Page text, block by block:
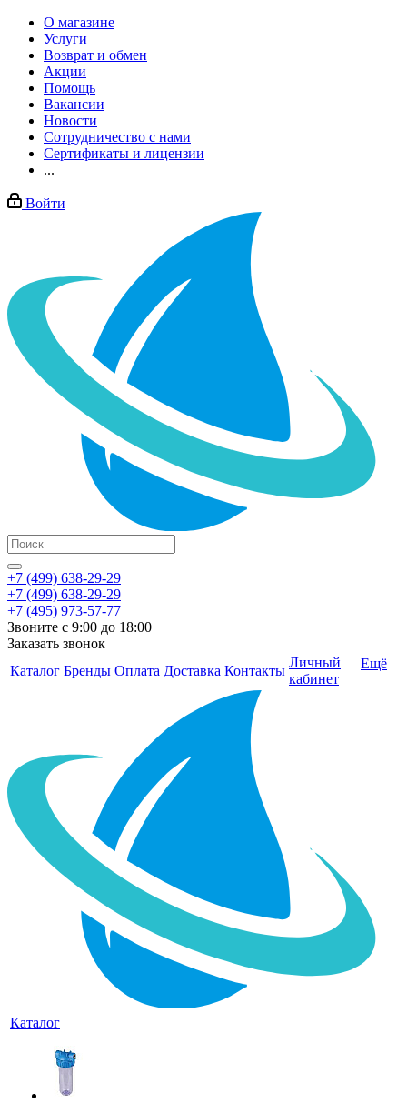
О магазине
Услуги
Возврат и обмен
Акции
Помощь
Вакансии
Новости
Сотрудничество с нами
Сертификаты и лицензии
...
Войти
+7 (499) 638-29-29
+7 (499) 638-29-29
+7 (495) 973-57-77
Звоните с 9:00 до 18:00
Заказать звонок
Каталог Бренды Оплата Доставка Контакты
Личный
кабинет
Ещё
Каталог